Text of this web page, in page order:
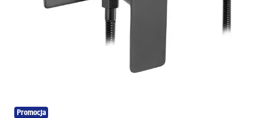
Promocja